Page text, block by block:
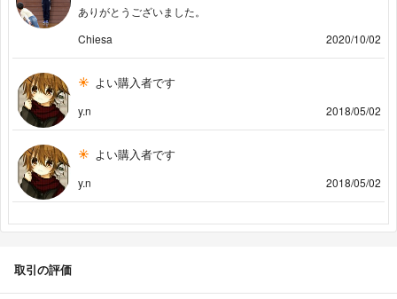
ありがとうございました。
Chiesa
2020/10/02
よい購入者です
y.n 2018/05/02
よい購入者です
y.n 2018/05/02
取引の評価